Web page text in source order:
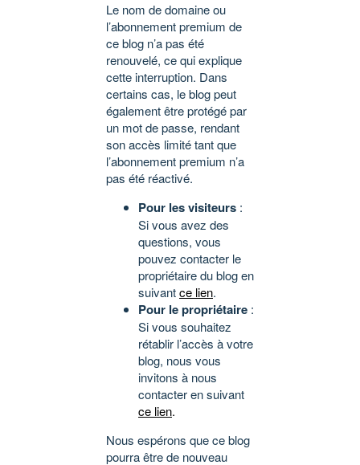
Le nom de domaine ou
l’abonnement premium de
ce blog n’a pas été
renouvelé, ce qui explique
cette interruption. Dans
certains cas, le blog peut
également être protégé par
un mot de passe, rendant
son accès limité tant que
l’abonnement premium n’a
pas été réactivé.
Pour les visiteurs :
Si vous avez des
questions, vous
pouvez contacter le
propriétaire du blog en
suivantce lien.
Pour le propriétaire :
Si vous souhaitez
rétablir l’accès à votre
blog, nous vous
invitons à nous
contacter en suivant
ce lien.
Nous espérons que ce blog
pourra être de nouveau